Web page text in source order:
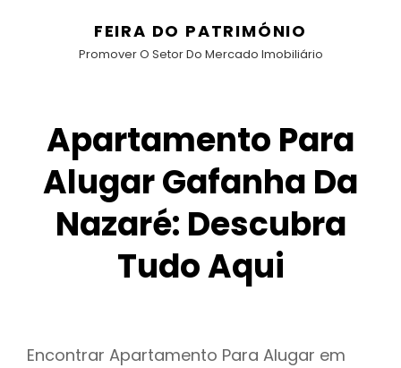
FEIRA DO PATRIMÓNIO
Promover O Setor Do Mercado Imobiliário
Apartamento Para
Alugar Gafanha Da
Nazaré: Descubra
Tudo Aqui
Encontrar Apartamento Para Alugar em